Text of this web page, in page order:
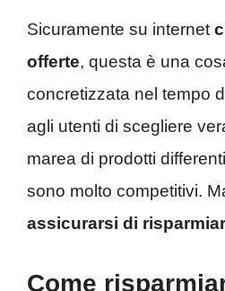
Sicuramente su internet
offerte, questa è una
concretizzata nel tempo
agli utenti di scegliere
marea di prodotti
sono molto competitivi.
assicurarsi di
Come